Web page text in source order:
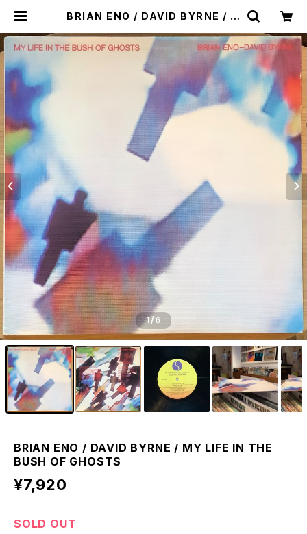
BRIAN ENO / DAVID BYRNE / M
S | Plastic Soul Records
1/6
BRIAN ENO / DAVID BYRNE / MY LIFE IN THE
BUSH OF GHOSTS
¥7,920
SOLD OUT